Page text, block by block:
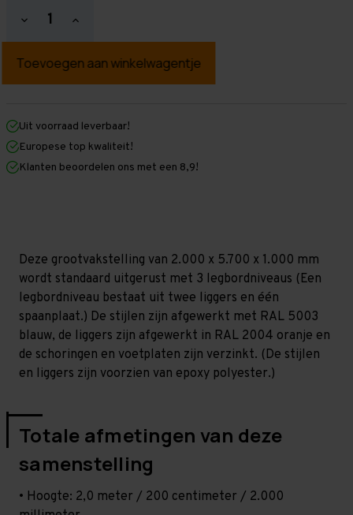
Hoeveelheid
verlagen
Grootvakstelling
mm
mm
x
1.000
mm
Hoeveelheid
verhogen
Grootvakstelling
mm
mm
1.000
mm
Uit voorraad leverbaar!
Europese top kwaliteit!
Klanten beoordelen ons met een 8,9!
Deze grootvakstelling van 2.000 x 5.700 x 1.000 mm
wordt standaard uitgerust met 3 legbordniveaus (Een
legbordniveau bestaat uit twee liggers en één
spaanplaat.) De stijlen zijn afgewerkt met RAL 5003
blauw, de liggers zijn afgewerkt in RAL 2004 oranje en
de schoringen en voetplaten zijn verzinkt. (De stijlen
en liggers zijn voorzien van epoxy polyester.)
Totale afmetingen van deze
samenstelling
• Hoogte: 2,0 meter / 200 centimeter / 2.000